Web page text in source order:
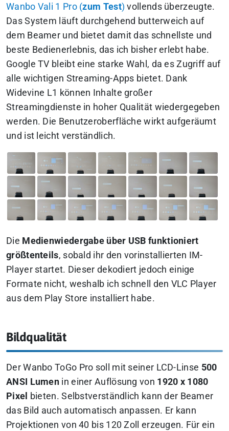
Wanbo Vali 1 Pro (zum Test) vollends überzeugte.
Das System läuft durchgehend butterweich auf
dem Beamer und bietet damit das schnellste und
beste Bedienerlebnis, das ich bisher erlebt habe.
Google TV bleibt eine starke Wahl, da es Zugriff auf
alle wichtigen Streaming-Apps bietet. Dank
Widevine L1 können Inhalte großer
Streamingdienste in hoher Qualität wiedergegeben
werden. Die Benutzeroberfläche wirkt aufgeräumt
und ist leicht verständlich.
Die Medienwiedergabe über USB funktioniert
größtenteils, sobald ihr den vorinstallierten IM-
Player startet. Dieser dekodiert jedoch einige
Formate nicht, weshalb ich schnell den VLC Player
aus dem Play Store installiert habe.
Bildqualität
Der Wanbo ToGo Pro soll mit seiner LCD-Linse 500
ANSI Lumen in einer Auflösung von 1920 x 1080
Pixel bieten. Selbstverständlich kann der Beamer
das Bild auch automatisch anpassen. Er kann
Projektionen von 40 bis 120 Zoll erzeugen. Für ein